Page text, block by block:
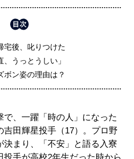
宅後、叱りつけた
、うっとうしい」
ボン姿の理由は？
、一躍「時の人」になった
吉田輝星投手（17）。プロ野
決まり、「不安」と語る入寮